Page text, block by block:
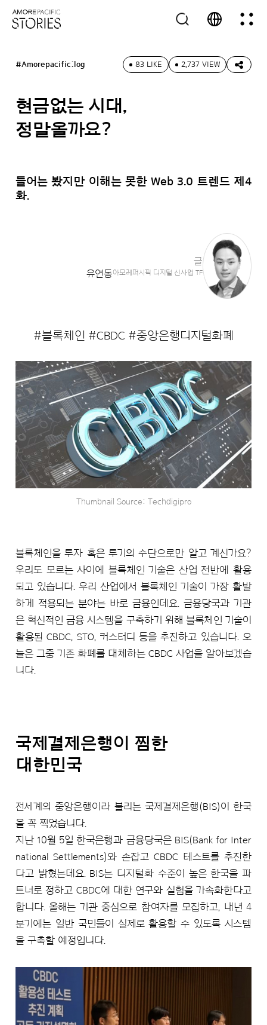
#Amorepacific:log 83 LIKE 2,737 VIEW
현금없는 시대,
정말올까요?
들어는 봤지만 이해는 못한 Web 3.0 트렌드 제4
화.
글
유연동아모레퍼시픽 디지털 신사업 TF
#블록체인 #CBDC #중앙은행디지털화폐
Thumbnail Source: Techdigipro
블록체인을 투자 혹은 투기의 수단으로만 알고 계신가요?
우리도 모르는 사이에 블록체인 기술은 산업 전반에 활용
되고 있습니다. 우리 산업에서 블록체인 기술이 가장 활발
하게 적용되는 분야는 바로 금융인데요. 금융당국과 기관
은 혁신적인 금융 시스템을 구축하기 위해 블록체인 기술이
활용된 CBDC, STO, 커스터디 등을 추진하고 있습니다. 오
늘은 그중 기존 화폐를 대체하는 CBDC 사업을 알아보겠습
니다.
국제결제은행이 찜한
대한민국
전세계의 중앙은행이라 불리는 국제결제은행(BIS)이 한국
을 꼭 찍었습니다.
지난 10월 5일 한국은행과 금융당국은 BIS(Bank for Inter
national Settlements)와 손잡고 CBDC 테스트를 추진한
다고 밝혔는데요. BIS는 디지털화 수준이 높은 한국을 파
트너로 정하고 CBDC에 대한 연구와 실험을 가속화한다고
합니다. 올해는 기관 중심으로 참여자를 모집하고, 내년 4
분기에는 일반 국민들이 실제로 활용할 수 있도록 시스템
을 구축할 예정입니다.